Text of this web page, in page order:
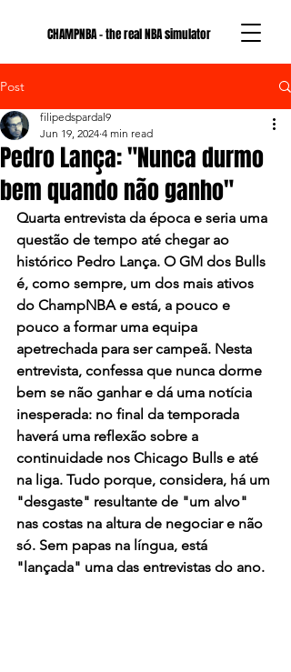
CHAMPNBA - the real NBA simulator
Post
Pedro Lança: "Nunca durmo
bem quando não ganho"
filipedspardal9
Jun 19, 2024 4 min read
Quarta entrevista da época e seria uma
questão de tempo até chegar ao
histórico Pedro Lança. O GM dos Bulls
é, como sempre, um dos mais ativos
do ChampNBA e está, a pouco e
pouco a formar uma equipa
apetrechada para ser campeã. Nesta
entrevista, confessa que nunca dorme
bem se não ganhar e dá uma notícia
inesperada: no final da temporada
haverá uma reflexão sobre a
continuidade nos Chicago Bulls e até
na liga. Tudo porque, considera, há um
"desgaste" resultante de "um alvo"
nas costas na altura de negociar e não
só. Sem papas na língua, está
"lançada" uma das entrevistas do ano.